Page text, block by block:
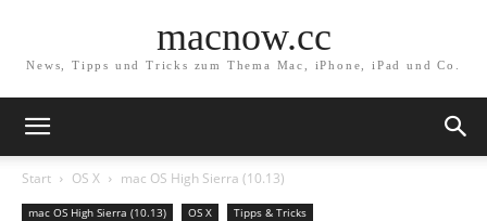
macnow.cc
News, Tipps und Tricks zum Thema Mac, iPhone, iPad und Co.
Start OS X mac OS High Sierra (10.13)
mac OS High Sierra (10.13) OS X Tipps & Tricks